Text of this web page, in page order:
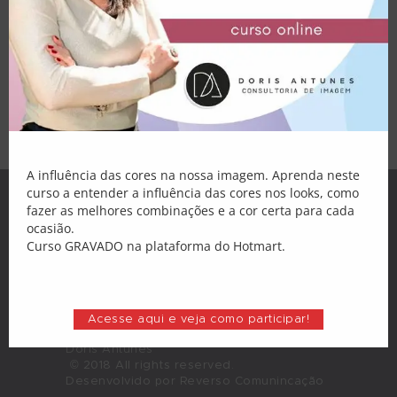
Palestras
Atendimento
Blog
Loja
Minha Conta
como tendências, sem pretensão
nenhuma, e acabam se transformando em
clássicos da moda. A Athleisure é uma
delas. Chegou há cerca de dois anos e
vem revolucionando o mercado da moda
e a maneira de nos vestirmos. O que é,…
Doris Antunes
© 2018 All rights reserved.
Desenvolvido por Reverso Comunincação
A influência das cores na nossa imagem. Aprenda neste
curso a entender a influência das cores nos looks, como
fazer as melhores combinações e a cor certa para cada
ocasião.
Curso GRAVADO na plataforma do Hotmart.
Acesse aqui e veja como participar!